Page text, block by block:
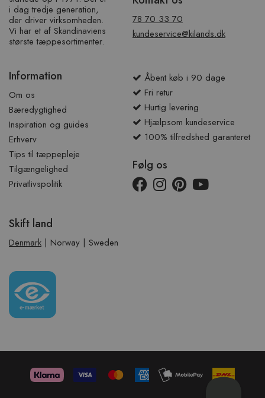
i dag tredje generation,
der driver virksomheden.
Vi har et af ​​Skandinaviens
største tæppesortimenter.
78 70 33 70
kundeservice@kilands.dk
Information
Om os
Bæredygtighed
Inspiration og guides
Erhverv
Tips til tæppepleje
Tilgængelighed
Privatlivspolitik
Åbent køb i 90 dage
Fri retur
Hurtig levering
Hjælpsom kundeservice
100% tilfredshed garanteret
Følg os
Skift land
Denmark | Norway | Sweden